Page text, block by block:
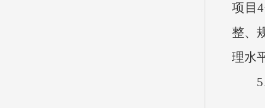
项目
整、
理水
5、